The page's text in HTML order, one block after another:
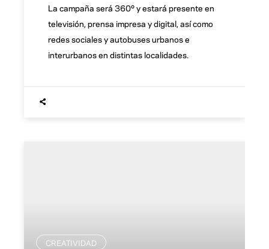
La campaña será 360º y estará presente en
televisión, prensa impresa y digital, así como
redes sociales y autobuses urbanos e
interurbanos en distintas localidades.
CREATIVIDAD